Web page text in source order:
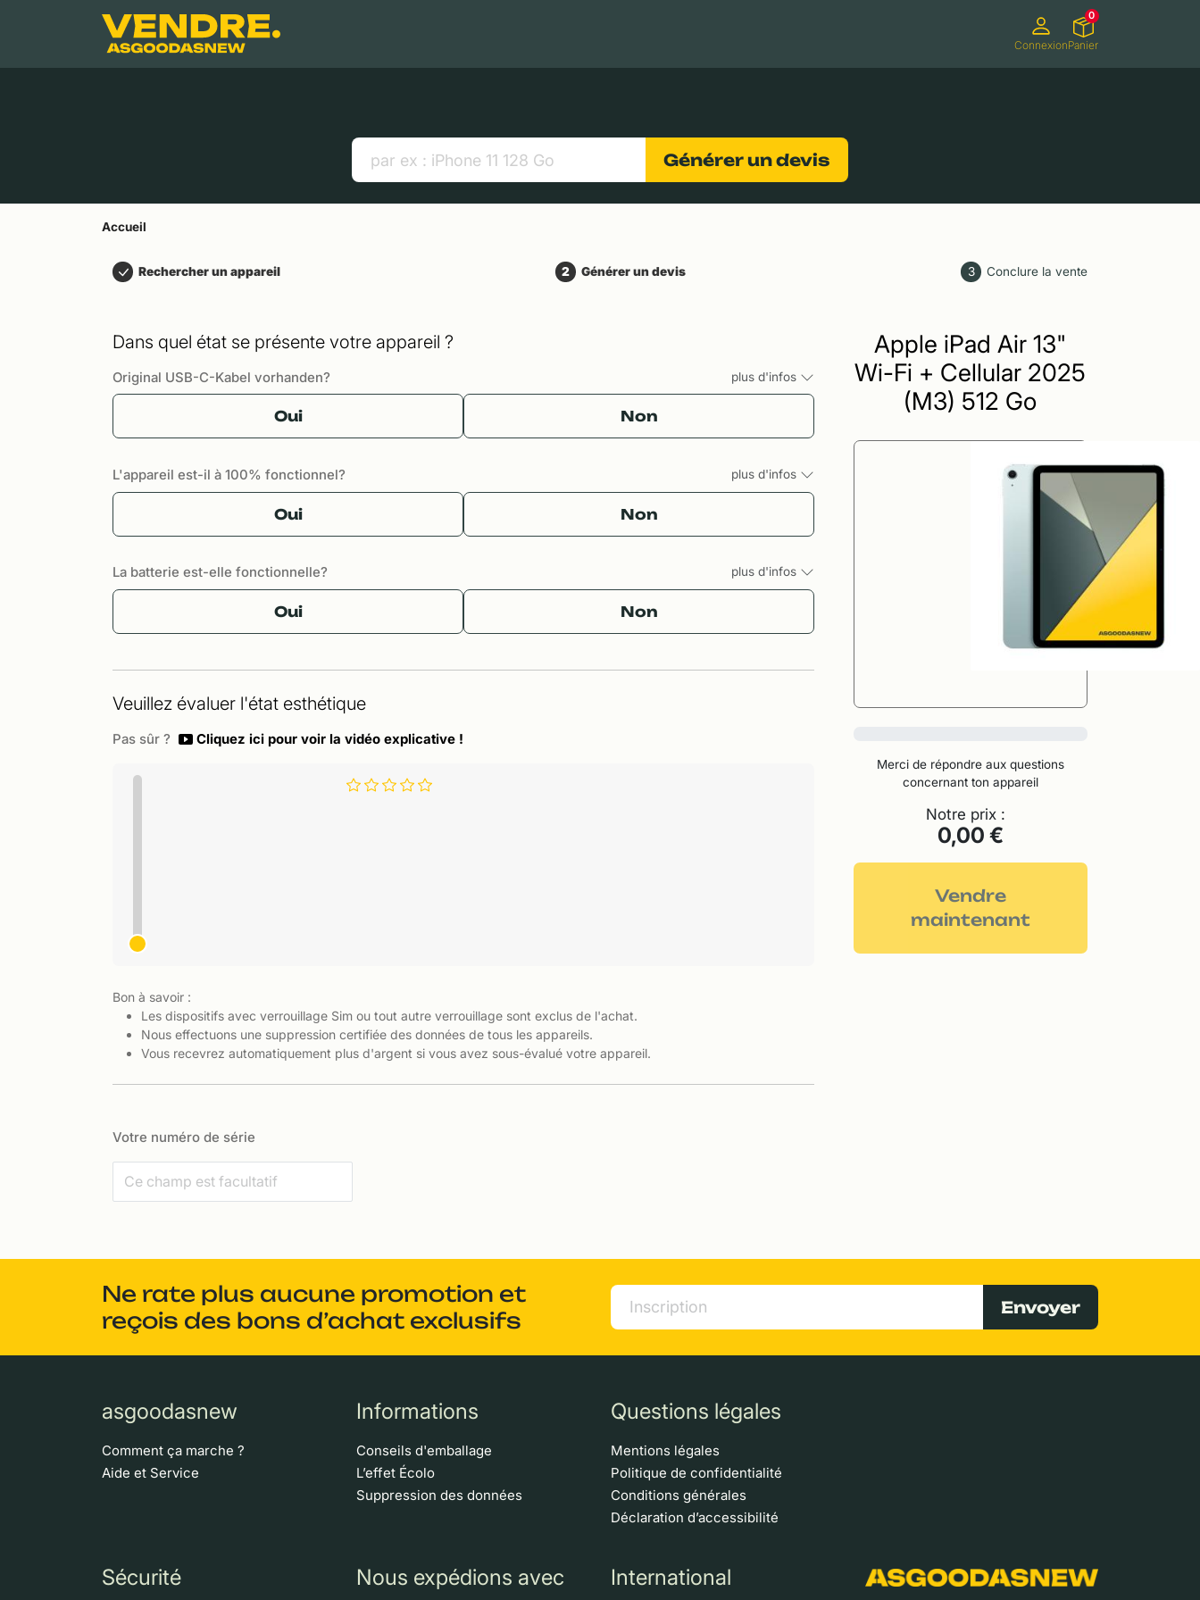
Contenu principal
ConnexionPanier
0
Générer un devis
Accueil
Rechercher un appareil 2 Générer un devis 3 Conclure la vente
Dans quel état se présente votre appareil ?
Original USB-C-Kabel vorhanden? plus d'infos
Oui Non
L'appareil est-il à 100% fonctionnel? plus d'infos
Oui Non
La batterie est-elle fonctionnelle? plus d'infos
Oui Non
Veuillez évaluer l'état esthétique
Pas sûr ? Cliquez ici pour voir la vidéo explicative !
Bon à savoir :
Les dispositifs avec verrouillage Sim ou tout autre verrouillage sont exclus de l'achat.
Nous effectuons une suppression certifiée des données de tous les appareils.
Vous recevrez automatiquement plus d'argent si vous avez sous-évalué votre appareil.
Votre numéro de série
Apple iPad Air 13"
Wi-Fi + Cellular 2025
(M3) 512 Go
Merci de répondre aux questions
concernant ton appareil
Notre prix :
0,00 €
Vendre
maintenant
Ne rate plus aucune promotion et
reçois des bons d’achat exclusifs
Envoyer
asgoodasnew
Comment ça marche ?
Aide et Service
Informations
Conseils d'emballage
L’effet Écolo
Suppression des données
Questions légales
Mentions légales
Politique de confidentialité
Conditions générales
Déclaration d’accessibilité
Sécurité Nous expédions avec International